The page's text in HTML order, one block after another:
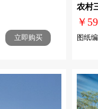
立即购买
农村
￥
图纸编